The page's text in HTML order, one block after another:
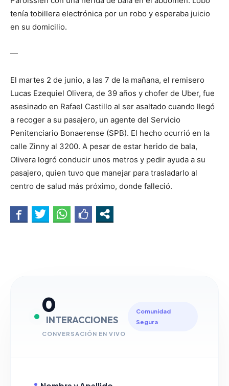
tenía tobillera electrónica por un robo y esperaba juicio
en su domicilio.
—
El martes 2 de junio, a las 7 de la mañana, el remisero
Lucas Ezequiel Olivera, de 39 años y chofer de Uber, fue
asesinado en Rafael Castillo al ser asaltado cuando llegó
a recoger a su pasajero, un agente del Servicio
Penitenciario Bonaerense (SPB). El hecho ocurrió en la
calle Zinny al 3200. A pesar de estar herido de bala,
Olivera logró conducir unos metros y pedir ayuda a su
pasajero, quien tuvo que manejar para trasladarlo al
centro de salud más próximo, donde falleció.
0
INTERACCIONES
CONVERSACIÓN EN VIVO
Comunidad
Segura